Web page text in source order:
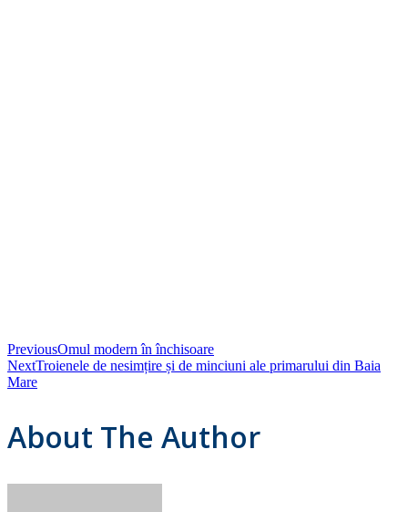
PreviousOmul modern în închisoare
NextTroienele de nesimțire și de minciuni ale primarului din Baia
Mare
About The Author